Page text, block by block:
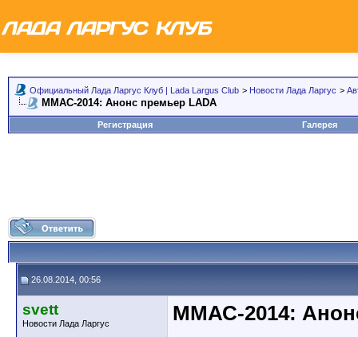
Официальный Лада Ларгус Клуб | Lada Largus Club > Новости Лада Ларгус >
ММАС-2014: Анонс премьер LADA
Регистрация Галерея
26.08.2014, 00:56
svett
Новости Лада Ларгус
ММАС-2014: